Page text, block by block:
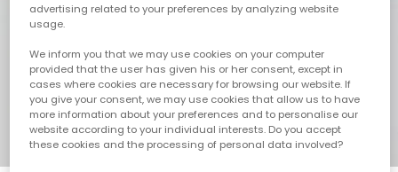
2 3 4 5
advertising related to your preferences by analyzing website
usage.
We inform you that we may use cookies on your computer
provided that the user has given his or her consent, except in
cases where cookies are necessary for browsing our website. If
you give your consent, we may use cookies that allow us to have
more information about your preferences and to personalise our
website according to your individual interests. Do you accept
these cookies and the processing of personal data involved?